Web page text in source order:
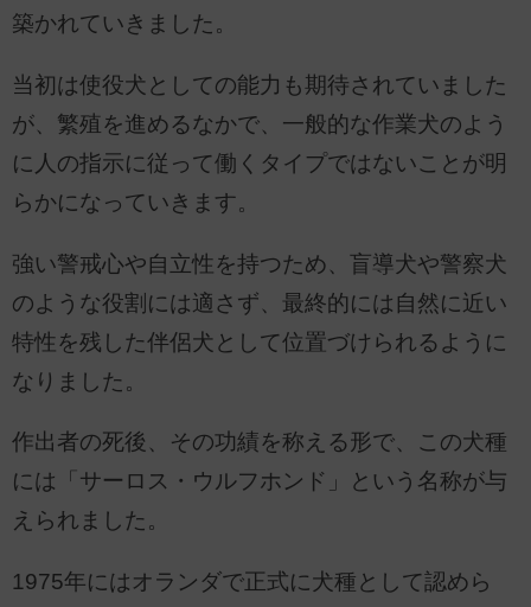
築かれていきました。
当初は使役犬としての能力も期待されていました
が、繁殖を進めるなかで、一般的な作業犬のよう
に人の指示に従って働くタイプではないことが明
らかになっていきます。
強い警戒心や自立性を持つため、盲導犬や警察犬
のような役割には適さず、最終的には自然に近い
特性を残した伴侶犬として位置づけられるように
なりました。
作出者の死後、その功績を称える形で、この犬種
には「サーロス・ウルフホンド」という名称が与
えられました。
1975年にはオランダで正式に犬種として認めら